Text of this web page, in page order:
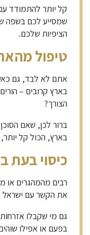
קל יותר להתמודד
שמסייע לכם בשפה
הציפיות שלכם.
טיפול
אתם לא לבד, גם
בארץ קרובים –
הצורך?
ברור לכן, שאם
בארץ, הכול קל
כיסוי בעת
רבים מהמהגרים או
את הקשר עם ישראל
גם מי שקבלו
בפעם או אפילו